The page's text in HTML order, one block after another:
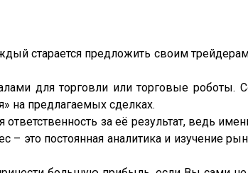
старается предложить своим
для торговли или торговые
на предлагаемых сделках.
за её результат, ведь
это постоянная аналитика и изучение